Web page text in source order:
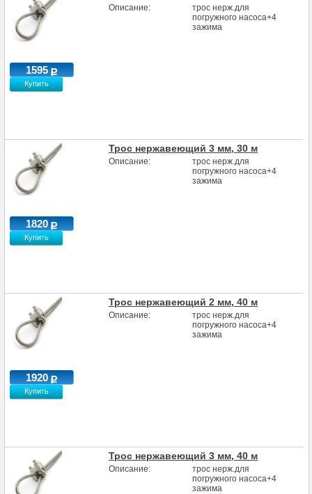
Описание:
трос нерж.для
погружного насоса+4
зажима
1595
Купить
Трос нержавеющий 3 мм, 30 м
Описание:
трос нерж.для
погружного насоса+4
зажима
1820
Купить
Трос нержавеющий 2 мм, 40 м
Описание:
трос нерж.для
погружного насоса+4
зажима
1920
Купить
Трос нержавеющий 3 мм, 40 м
Описание:
трос нерж.для
погружного насоса+4
зажима